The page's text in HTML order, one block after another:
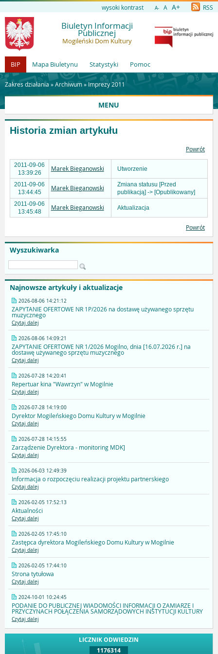
wysoki kontrast A- A A+ RSS
Biuletyn Informacji
Publicznej
Mogileński Dom Kultury
BIP Mapa Biuletynu Statystyki Pomoc
Zakres działania »Archiwum» Imprezy 2011
MENU
Wyszukiwarka
Najnowsze artykuły i aktualizacje
2026-08-06 14:21:12
ZAPYTANIE OFERTOWE NR 1P/2026 na dostawę używanego sprzętu
muzycznego
Czytaj dalej
2026-08-06 14:09:21
ZAPYTANIE OFERTOWE NR 1/2026 Mogilno, dnia [16.07.2026 r.] na
dostawę używanego sprzętu muzycznego
Czytaj dalej
2026-07-28 14:20:41
Repertuar kina "Wawrzyn" w Mogilnie
Czytaj dalej
2026-07-28 14:19:00
Dyrektor Mogileńskiego Domu Kultury w Mogilnie
Czytaj dalej
2026-07-28 14:15:55
Zarządzenie Dyrektora - monitoring MDK]
Czytaj dalej
2026-06-03 12:49:39
Informacja o rozpoczęciu realizacji projektu partnerskiego
Czytaj dalej
2026-02-05 17:52:13
Aktualności
Czytaj dalej
2026-02-05 17:45:10
Zastępca dyrektora Mogileńskiego Domu Kultury w Mogilnie
Czytaj dalej
2026-02-05 17:44:10
Strona tytułowa
Czytaj dalej
2024-10-01 10:24:45
PODANIE DO PUBLICZNEJ WIADOMOŚCI INFORMACJI O ZAMIARZE I
PRZYCZYNACH POŁĄCZENIA SAMORZĄDOWYCH INSTYTUCJI KULTURY
Czytaj dalej
LICZNIK ODWIEDZIN
1176314
Historia zmian artykułu
Powrót
2011-09-06
13:39:26
Marek Bieganowski Utworzenie
2011-09-06
13:44:45
Marek Bieganowski
Zmiana statusu [Przed
publikacją] -> [Opublikowany]
2011-09-06
13:45:48
Marek Bieganowski Aktualizacja
Powrót